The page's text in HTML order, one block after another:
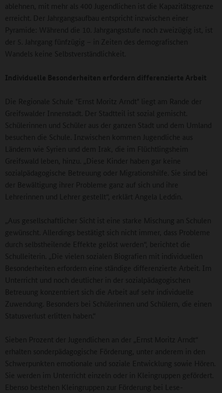
ablehnen, mit mehr als 400 Jugendlichen ist die Kapazitätsgrenze
erreicht. Der Jahrgangsaufbau entspricht inzwischen einer
Pyramide: Während die 10. Jahrgangsstufe noch zweizügig ist, ist
der 5. Jahrgang fünfzügig – in Zeiten des demografischen
Wandels keine Selbstverständlichkeit.
Individuelle Besonderheiten erfordern differenzierte Arbeit
Die Regionale Schule "Ernst Moritz Arndt" liegt am Rande der
Greifswalder Innenstadt. Der Stadtteil ist sozial gemischt.
Schülerinnen und Schüler aus der ganzen Stadt und dem Umland
besuchen die Schule. Inzwischen kommen Jugendliche aus
Ländern wie Syrien und dem Irak, die im Flüchtlingsheim
Greifswald leben, hinzu. „Diese Kinder haben gar keine
sozialpädagogische Betreuung oder Migrationshilfe. Sie sind bei
der Bewältigung ihrer Probleme ganz auf sich und ihre
Lehrerinnen und Lehrer gestellt“, erklärt Angela Leddin.
„Aus gesellschaftlicher Sicht ist eine starke Mischung an Schulen
gewünscht. Allerdings bestätigt sich nicht immer, dass Probleme
durch selbstheilende Effekte gelöst werden“, berichtet die
Schulleiterin. „Die vielen sozialen Biografien mit individuellen
Besonderheiten erfordern eine ständige differenzierte Arbeit. Im
Unterricht und noch deutlicher in der sozialpädagogischen
Betreuung konzentriert sich die Arbeit auf sehr individuelle
Zuwendung. Besonders bei Schülerinnen und Schülern, die einen
Statusverlust erlitten haben.“
Sieben Prozent der Jugendlichen an der „Ernst Moritz Arndt“
erhalten sonderpädagogische Förderung, unter anderem in den
Schwerpunkten emotionale und soziale Entwicklung sowie Hören.
Sie werden im Unterricht einzeln oder in Kleingruppen gefördert.
Ebenso bestehen Kleingruppen zur Förderung bei Lese-